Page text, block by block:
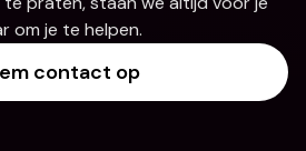
om je te helpen.
contact op